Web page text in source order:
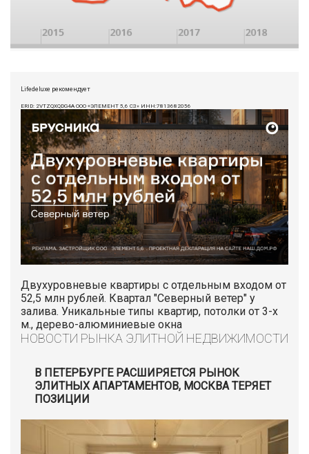
Lifedeluxe рекомендует
ERID: 2VTZQXQDG4A ООО «ЭЛЕМЕНТ 5,6 СЗ» ИНН:7813682056
Двухуровневые квартиры с отдельным входом от
52,5 млн рублей. Квартал "Северный ветер" у
залива. Уникальные типы квартир, потолки от 3-х
м., дерево-алюминиевые окна
НОВОСТИ РЫНКА ЭЛИТНОЙ НЕДВИЖИМОСТИ
В ПЕТЕРБУРГЕ РАСШИРЯЕТСЯ РЫНОК
ЭЛИТНЫХ АПАРТАМЕНТОВ, МОСКВА ТЕРЯЕТ
ПОЗИЦИИ